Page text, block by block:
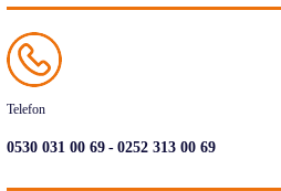
Telefon
0530 031 00 69-0252 313 00 69